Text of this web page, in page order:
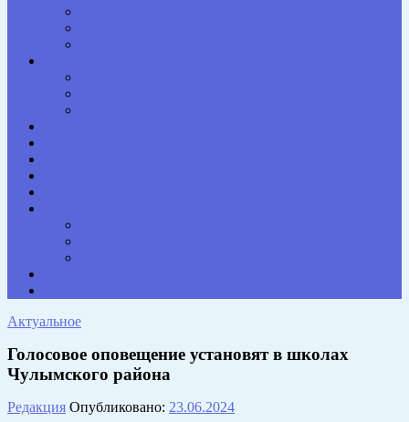
Актуальное
Голосовое оповещение установят в школах
Чулымского района
Редакция Опубликовано: 23.06.2024